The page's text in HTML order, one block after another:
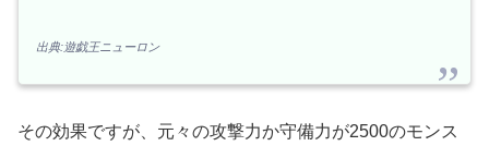
出典:遊戯王ニューロン
その効果ですが、元々の攻撃力か守備力が2500のモンス